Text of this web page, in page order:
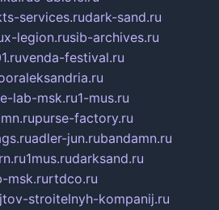
services.rudark-sand.ru
x-legion.rusib-archives.ru
venda-festival.ru
lab-msk.ru1-mus.ru
purse-factory.ru
adler-jun.rubandamn.ru
1mus.rudarksand.ru
msk.rurtdco.ru
stroitelnyh-kompanij.ru